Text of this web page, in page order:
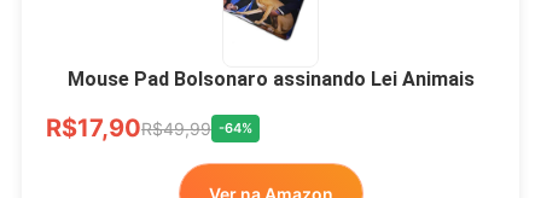
Mouse Pad Bolsonaro assinando Lei Animais
R$17,90R$49,99 -64%